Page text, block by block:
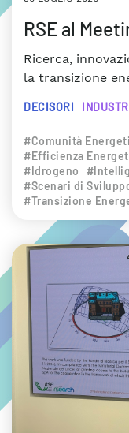
RSE al
Ricerca,
la transizione
DECISORI
#Comunità
#Efficienza
#Idrogeno
#Scenari di
#Transizione